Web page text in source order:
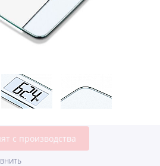
с производства